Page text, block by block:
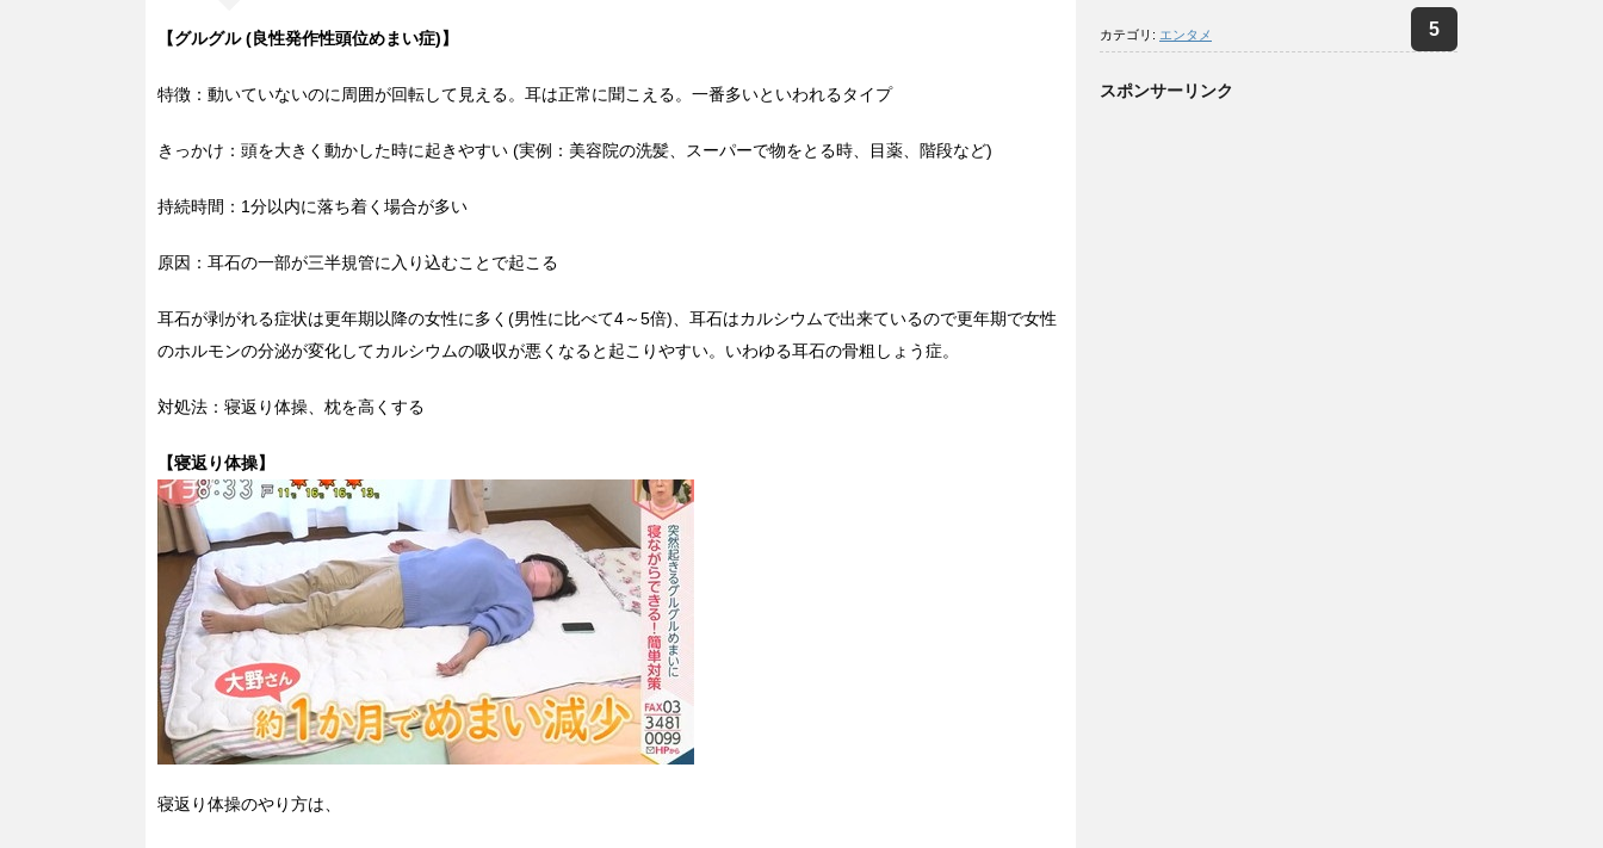
【グルグル (良性発作性頭位めまい症)】
特徴：動いていないのに周囲が回転して見える。耳は正常に聞こえる。一番多いといわれるタイプ
きっかけ：頭を大きく動かした時に起きやすい (実例：美容院の洗髪、スーパーで物をとる時、目薬、階段など)
持続時間：1分以内に落ち着く場合が多い
原因：耳石の一部が三半規管に入り込むことで起こる
耳石が剥がれる症状は更年期以降の女性に多く(男性に比べて4～5倍)、耳石はカルシウムで出来ているので更年期で女性
のホルモンの分泌が変化してカルシウムの吸収が悪くなると起こりやすい。いわゆる耳石の骨粗しょう症。
対処法：寝返り体操、枕を高くする
【寝返り体操】
寝返り体操のやり方は、
カテゴリ: エンタメ
スポンサーリンク